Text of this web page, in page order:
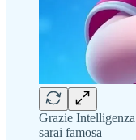
Grazie
sarai famosa